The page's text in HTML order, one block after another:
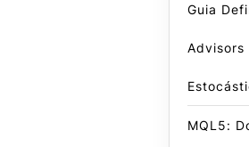
Guia
Advisors
MQL5: